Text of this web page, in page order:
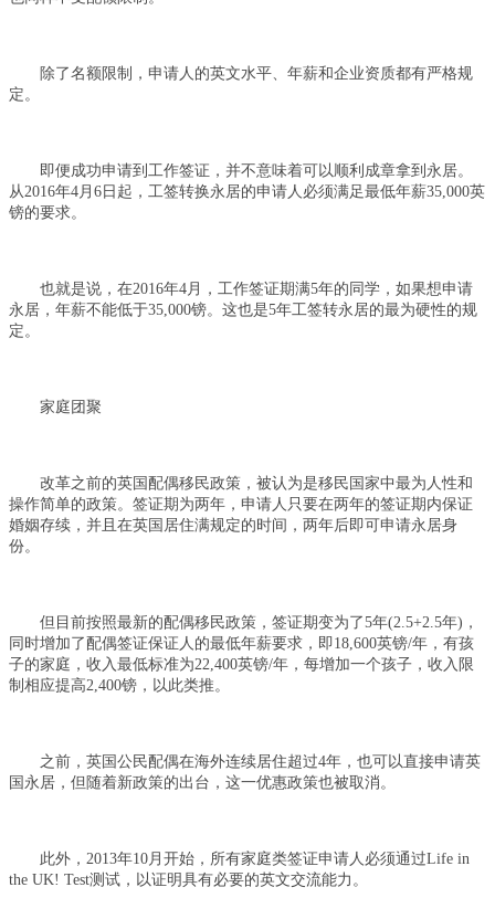
除了名额限制，申请人的英文水平、年薪和企业资质都有严格规
定。
即便成功申请到工作签证，并不意味着可以顺利成章拿到永居。
从2016年4月6日起，工签转换永居的申请人必须满足最低年薪35,000英
镑的要求。
也就是说，在2016年4月，工作签证期满5年的同学，如果想申请
永居，年薪不能低于35,000镑。这也是5年工签转永居的最为硬性的规
定。
家庭团聚
改革之前的英国配偶移民政策，被认为是移民国家中最为人性和
操作简单的政策。签证期为两年，申请人只要在两年的签证期内保证
婚姻存续，并且在英国居住满规定的时间，两年后即可申请永居身
份。
但目前按照最新的配偶移民政策，签证期变为了5年(2.5+2.5年)，
同时增加了配偶签证保证人的最低年薪要求，即18,600英镑/年，有孩
子的家庭，收入最低标准为22,400英镑/年，每增加一个孩子，收入限
制相应提高2,400镑，以此类推。
之前，英国公民配偶在海外连续居住超过4年，也可以直接申请英
国永居，但随着新政策的出台，这一优惠政策也被取消。
此外，2013年10月开始，所有家庭类签证申请人必须通过Life in
the UK! Test测试，以证明具有必要的英文交流能力。